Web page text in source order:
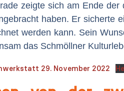
zeigte sich am Ende
haben. Er sicherte
werden kann. Sein
das Schmöllner
29. November 2022